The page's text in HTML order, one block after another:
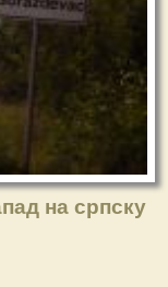
на српску